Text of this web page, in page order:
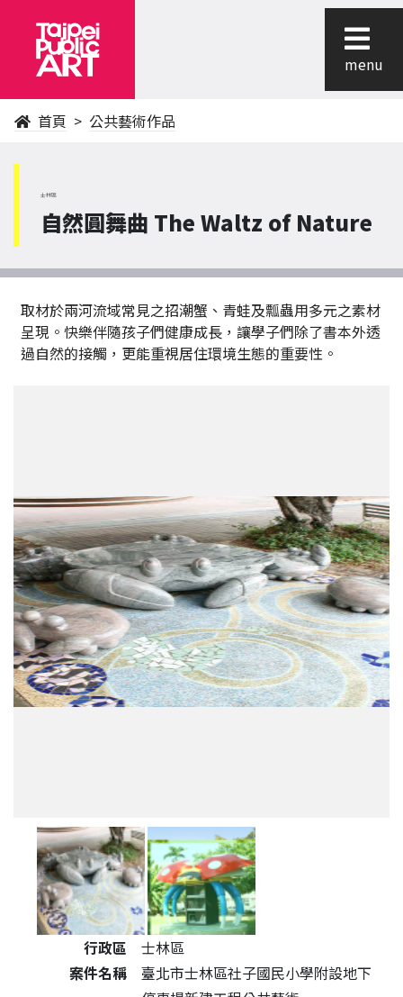
menu
首頁 公共藝術作品
士林區
自然圓舞曲 The Waltz of Nature
取材於兩河流域常見之招潮蟹、青蛙及瓢蟲用多元之素材
呈現。快樂伴隨孩子們健康成長，讓學子們除了書本外透
過自然的接觸，更能重視居住環境生態的重要性。
公共藝術作品詳細資料
行政區
士林區
案件名稱
臺北市士林區社子國民小學附設地下